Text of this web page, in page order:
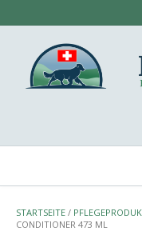
STARTSEITE /
CONDITIONER 473 ML